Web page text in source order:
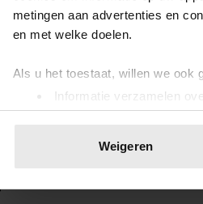
metingen aan advertenties en
en met welke doelen.
Als u het toestaat, willen we ook
Informatie verzamelen
Uw apparaat
toestemming op elk moment
We gebruiken cookies om
Weigeren
kopje thee zonder afleiding,
met kruiden en
hebben een
de menstruatiecyclus te
Bespreek altijd met een